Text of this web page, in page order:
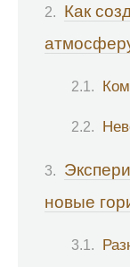
Как
новые